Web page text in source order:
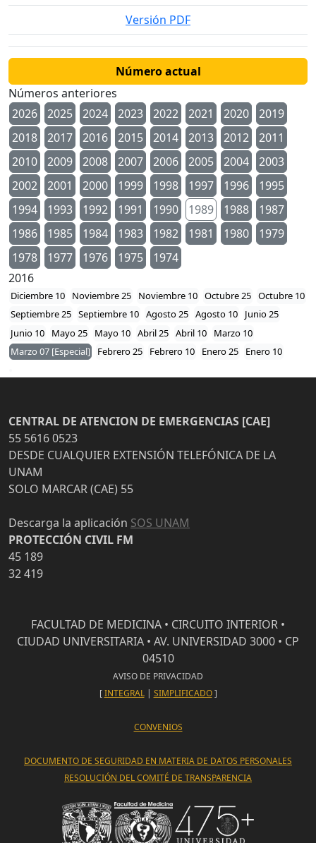
Versión PDF
Número actual
Números anteriores
2026
2025 2024 2023 2022 2021 2020
2019
2018
2017 2016 2015 2014 2013 2012
2011
2010
2009 2008 2007 2006 2005 2004
2003
2002
2001 2000 1999 1998 1997 1996
1995
1994
1993 1992 1991 1990 1989 1988
1987
1986
1985 1984 1983 1982 1981 1980
1979
1978
1977 1976 1975
1974
2016
Diciembre 10 Noviembre 25 Noviembre 10 Octubre 25 Octubre 10
Septiembre 25 Septiembre 10 Agosto 25 Agosto 10
Junio 25
Junio 10
Mayo 25 Mayo 10 Abril 25 Abril 10
Marzo 10
Marzo 07 [Especial]
Febrero 25 Febrero 10 Enero 25 Enero 10
CENTRAL DE ATENCION DE EMERGENCIAS [CAE]
55 5616 0523
DESDE CUALQUIER EXTENSIÓN TELEFÓNICA DE LA
UNAM
SOLO MARCAR (CAE) 55
Descarga la aplicación SOS UNAM
PROTECCIÓN CIVIL FM
45 189
32 419
FACULTAD DE MEDICINA • CIRCUITO INTERIOR •
CIUDAD UNIVERSITARIA • AV. UNIVERSIDAD 3000 • CP
04510
AVISO DE PRIVACIDAD
[INTEGRAL| SIMPLIFICADO]
CONVENIOS
DOCUMENTO DE SEGURIDAD EN MATERIA DE DATOS PERSONALES
RESOLUCIÓN DEL COMITÉ DE TRANSPARENCIA